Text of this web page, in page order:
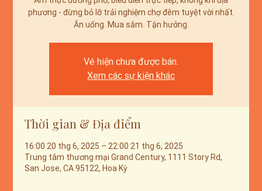
phương - đừng bỏ lỡ trải nghiệm chợ đêm tuyệt vời nhất.
Ăn uống. Mua sắm. Tận hưởng.
Vé hiện chưa được bán.
Xem các sự kiện khác
Thời gian & Địa điểm
16:00 20 thg 6, 2025 – 22:00 21 thg 6, 2025
Trung tâm thương mại Grand Century, 1111 Story Rd,
San Jose, CA 95122, Hoa Kỳ